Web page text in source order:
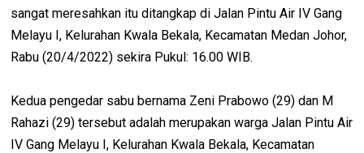
sangat meresahkan itu ditangkap di Jalan Pintu Air IV Gang
Melayu I, Kelurahan Kwala Bekala, Kecamatan Medan Johor,
Rabu (20/4/2022) sekira Pukul: 16.00 WIB.
Kedua pengedar sabu bernama Zeni Prabowo (29) dan M
Rahazi (29) tersebut adalah merupakan warga Jalan Pintu Air
IV Gang Melayu I, Kelurahan Kwala Bekala, Kecamatan